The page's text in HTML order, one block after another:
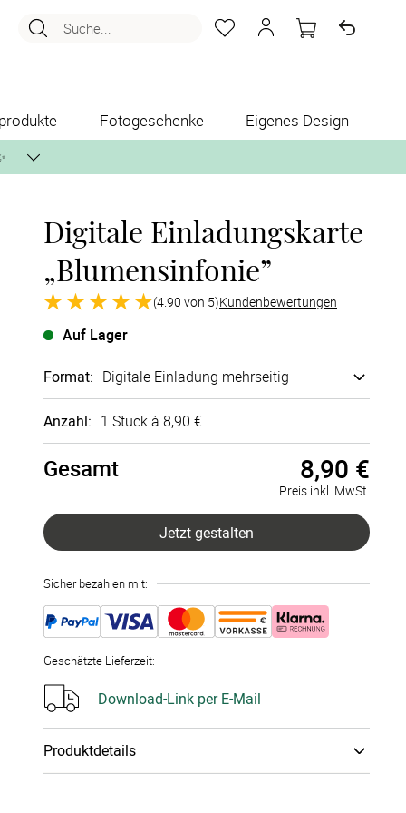
Suche...
Fotogeschenke Eigenes Design
per Post zusenden.
Digitale Einladungskarte
„Blumensinfonie”
(4.90 von 5)Kundenbewertungen
Auf Lager
Format: Digitale Einladung mehrseitig
Anzahl: 1 Stück à 8,90 €
Gesamt 8,90 €
Preis inkl. MwSt.
Jetzt gestalten
Sicher bezahlen mit:
Geschätzte Lieferzeit:
Download-Link per E-Mail
Produktdetails